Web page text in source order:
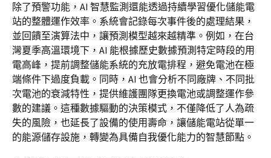
除了預警功能，AI 智慧監測還能透過持續學習優化儲能電
站的整體運作效率。系統會記錄每次事件後的處理結果，
並回饋至演算法中，讓預測模型越來越精準。例如，在台
灣夏季高溫環境下，AI 能根據歷史數據預測特定時段的用
電高峰，提前調整儲能系統的充放電排程，避免電池在極
端條件下過度負載。同時，AI 也會分析不同廠牌、不同批
次電池的衰減特性，提供維護團隊更換電池或調整運作參
數的建議。這種數據驅動的決策模式，不僅降低了人為疏
失的風險，也延長了設備的使用壽命，讓儲能電站從單一
的能源儲存設施，轉變為具備自我優化能力的智慧節點。